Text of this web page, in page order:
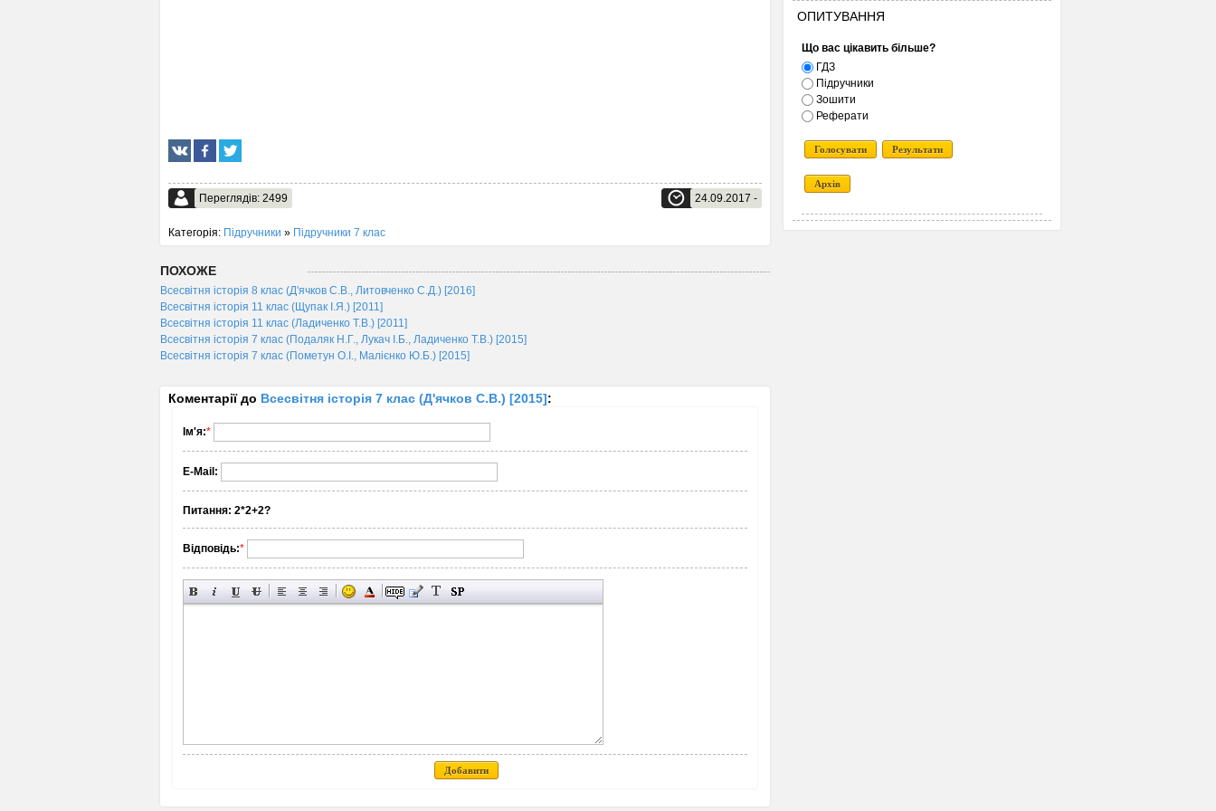
Переглядів: 2499 24.09.2017 -
Категорія: Підручники » Підручники 7 клас
ПОХОЖЕ
Всесвітня історія 8 клас (Д'ячков С.В., Литовченко С.Д.) [2016]
Всесвітня історія 11 клас (Щупак І.Я.) [2011]
Всесвітня історія 11 клас (Ладиченко Т.В.) [2011]
Всесвітня історія 7 клас (Подаляк Н.Г., Лукач І.Б., Ладиченко Т.В.) [2015]
Всесвітня історія 7 клас (Пометун О.І., Малієнко Ю.Б.) [2015]
Коментарії до Всесвітня історія 7 клас (Д'ячков С.В.) [2015]:
Ім'я:*
E-Mail:
Питання: 2*2+2?
Відповідь:*
Добавити
ОПИТУВАННЯ
Що вас цікавить більше?
ГДЗ
Підручники
Зошити
Реферати
Голосувати Результати
Архів